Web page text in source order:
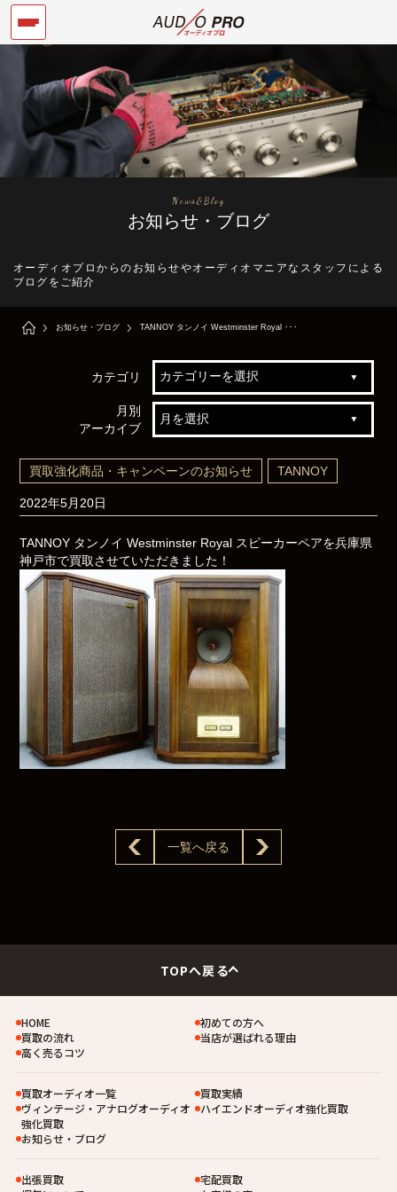
News&Blog
お知らせ・ブログ
オーディオプロからのお知らせやオーディオマニアなスタッフによる
ブログをご紹介
お知らせ・ブログ TANNOY タンノイ Westminster Royal ･･･
カテゴリ
月別
アーカイブ
買取強化商品・キャンペーンのお知らせ TANNOY
2022年5月20日
TANNOY タンノイ Westminster Royal スピーカーペアを兵庫県
神戸市で買取させていただきました！
一覧へ戻る
TOPへ戻る
HOME
初めての方へ
買取の流れ
当店が選ばれる理由
高く売るコツ
買取オーディオ一覧
買取実績
ヴィンテージ・アナログオーディオ
強化買取
ハイエンドオーディオ強化買取
お知らせ・ブログ
出張買取
宅配買取